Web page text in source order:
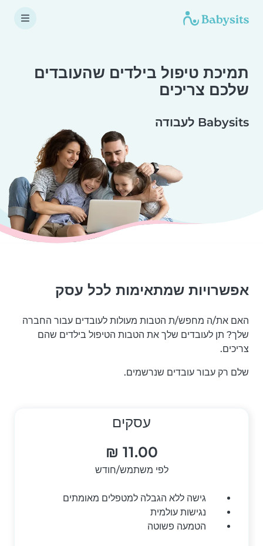
תמיכת טיפול בילדים שהעובדים
שלכם צריכים
Babysits לעבודה
אפשרויות שמתאימות לכל עסק
האם את/ה מחפש/ת הטבות מעולות לעובדים עבור החברה
שלך? תן לעובדים שלך את הטבות הטיפול בילדים שהם
צריכים.
שלם רק עבור עובדים שנרשמים.
עסקים
לפי משתמש/חודש
גישה ללא הגבלה למטפלים מאומתים
נגישות עולמית
הטמעה פשוטה